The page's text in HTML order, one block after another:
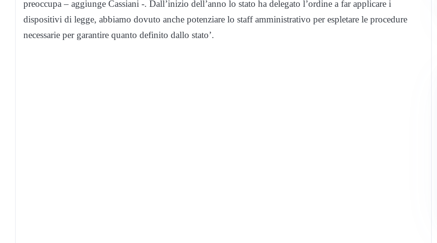
preoccupa – aggiunge Cassiani -. Dall’inizio dell’anno lo stato ha delegato l’ordine a far applicare i
dispositivi di legge, abbiamo dovuto anche potenziare lo staff amministrativo per espletare le procedure
necessarie per garantire quanto definito dallo stato’.